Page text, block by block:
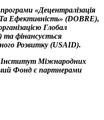
програми «Децентралізація
Ефективність» (DOBRE),
Глобал
) та фінансується
Розвитку (USAID).
Інститут Міжнародних
Фонд є партнерами